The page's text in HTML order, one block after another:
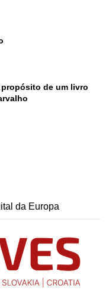
de um livro
da Europa